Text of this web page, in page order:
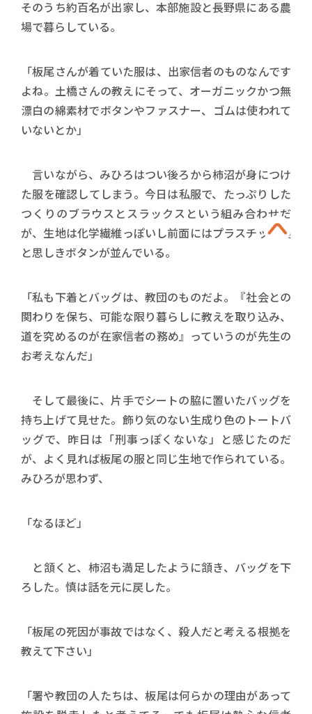
そのうち約百名が出家し、本部施設と長野県にある農
場で暮らしている。
「板尾さんが着ていた服は、出家信者のものなんです
よね。土橋さんの教えにそって、オーガニックかつ無
漂白の綿素材でボタンやファスナー、ゴムは使われて
いないとか」
言いながら、みひろはつい後ろから柿沼が身につけ
た服を確認してしまう。今日は私服で、たっぷりした
つくりのブラウスとスラックスという組み合わせだ
が、生地は化学繊維っぽいし前面にはプラスチック製
と思しきボタンが並んでいる。
「私も下着とバッグは、教団のものだよ。『社会との
関わりを保ち、可能な限り暮らしに教えを取り込み、
道を究めるのが在家信者の務め』っていうのが先生の
お考えなんだ」
そして最後に、片手でシートの脇に置いたバッグを
持ち上げて見せた。飾り気のない生成り色のトートバ
ッグで、昨日は「刑事っぽくないな」と感じたのだ
が、よく見れば板尾の服と同じ生地で作られている。
みひろが思わず、
「なるほど」
と頷くと、柿沼も満足したように頷き、バッグを下
ろした。慎は話を元に戻した。
「板尾の死因が事故ではなく、殺人だと考える根拠を
教えて下さい」
「署や教団の人たちは、板尾は何らかの理由があって